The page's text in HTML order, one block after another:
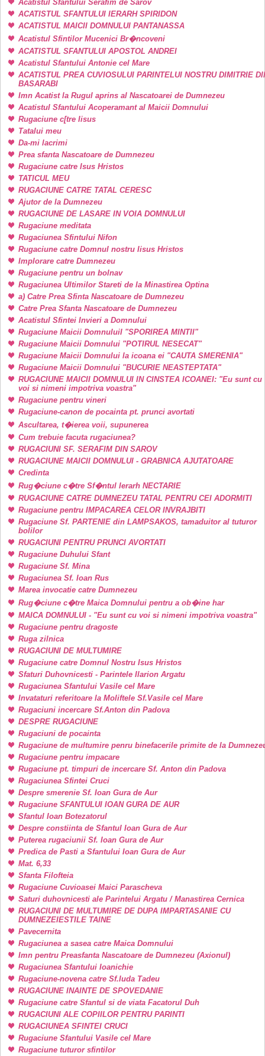
Acatistul Sfantului Serafim de Sarov
ACATISTUL SFANTULUI IERARH SPIRIDON
ACATISTUL MAICII DOMNULUI PANTANASSA
Acatistul Sfintilor Mucenici Br�ncoveni
ACATISTUL SFANTULUI APOSTOL ANDREI
Acatistul Sfantului Antonie cel Mare
ACATISTUL PREA CUVIOSULUI PARINTELUI NOSTRU DIMITRIE
BASARABI
Imn Acatist la Rugul aprins al Nascatoarei de Dumnezeu
Acatistul Sfantului Acoperamant al Maicii Domnului
Rugaciune c[tre Iisus
Tatalui meu
Da-mi lacrimi
Prea sfanta Nascatoare de Dumnezeu
Rugaciune catre Isus Hristos
TATICUL MEU
RUGACIUNE CATRE TATAL CERESC
Ajutor de la Dumnezeu
RUGACIUNE DE LASARE IN VOIA DOMNULUI
Rugaciune meditata
Rugaciunea Sfintului Nifon
Rugaciune catre Domnul nostru Iisus Hristos
Implorare catre Dumnezeu
Rugaciune pentru un bolnav
Rugaciunea Ultimilor Stareti de la Minastirea Optina
a) Catre Prea Sfinta Nascatoare de Dumnezeu
Catre Prea Sfanta Nascatoare de Dumnezeu
Acatistul Sfintei Invieri a Domnului
Rugaciune Maicii DomnuluiI "SPORIREA MINTII"
Rugaciune Maicii Domnului "POTIRUL NESECAT"
Rugaciune Maicii Domnului la icoana ei "CAUTA SMERENIA"
Rugaciune Maicii Domnului "BUCURIE NEASTEPTATA"
RUGACIUNE MAICII DOMNULUI IN CINSTEA ICOANEI: "Eu sunt cu
voi si nimeni impotriva voastra"
Rugaciune pentru vineri
Rugaciune-canon de pocainta pt. prunci avortati
Ascultarea, t�ierea voii, supunerea
Cum trebuie facuta rugaciunea?
RUGACIUNI SF. SERAFIM DIN SAROV
RUGACIUNE MAICII DOMNULUI - GRABNICA AJUTATOARE
Credinta
Rug�ciune c�tre Sf�ntul Ierarh NECTARIE
RUGACIUNE CATRE DUMNEZEU TATAL PENTRU CEI ADORMITI
Rugaciune pentru IMPACAREA CELOR INVRAJBITI
Rugaciune Sf. PARTENIE din LAMPSAKOS, tamaduitor al tuturor
bolilor
RUGACIUNI PENTRU PRUNCI AVORTATI
Rugaciune Duhului Sfant
Rugaciune Sf. Mina
Rugaciunea Sf. Ioan Rus
Marea invocatie catre Dumnezeu
Rug�ciune c�tre Maica Domnului pentru a ob�ine har
MAICA DOMNULUI - "Eu sunt cu voi si nimeni impotriva voastra"
Rugaciune pentru dragoste
Ruga zilnica
RUGACIUNI DE MULTUMIRE
Rugaciune catre Domnul Nostru Isus Hristos
Sfaturi Duhovnicesti - Parintele Ilarion Argatu
Rugaciunea Sfantului Vasile cel Mare
Invataturi referitoare la Moliftele Sf.Vasile cel Mare
Rugaciuni incercare Sf.Anton din Padova
DESPRE RUGACIUNE
Rugaciuni de pocainta
Rugaciune de multumire penru binefacerile primite de la
Rugaciune pentru impacare
Rugaciune pt. timpuri de incercare Sf. Anton din Padova
Rugaciunea Sfintei Cruci
Despre smerenie Sf. Ioan Gura de Aur
Rugaciune SFANTULUI IOAN GURA DE AUR
Sfantul Ioan Botezatorul
Despre constiinta de Sfantul Ioan Gura de Aur
Puterea rugaciunii Sf. Ioan Gura de Aur
Predica de Pasti a Sfantului Ioan Gura de Aur
Mat. 6,33
Sfanta Filofteia
Rugaciune Cuvioasei Maici Parascheva
Saturi duhovnicesti ale Parintelui Argatu / Manastirea Cernica
RUGACIUNI DE MULTUMIRE DE DUPA IMPARTASANIE CU
DUMNEZEIESTILE TAINE
Pavecernita
Rugaciunea a sasea catre Maica Domnului
Imn pentru Preasfanta Nascatoare de Dumnezeu (Axionul)
Rugaciunea Sfantului Ioanichie
Rugaciune-novena catre Sf.Iuda Tadeu
RUGACIUNE INAINTE DE SPOVEDANIE
Rugaciune catre Sfantul si de viata Facatorul Duh
RUGACIUNI ALE COPIILOR PENTRU PARINTI
RUGACIUNEA SFINTEI CRUCI
Rugaciune Sfantului Vasile cel Mare
Rugaciune tuturor sfintilor